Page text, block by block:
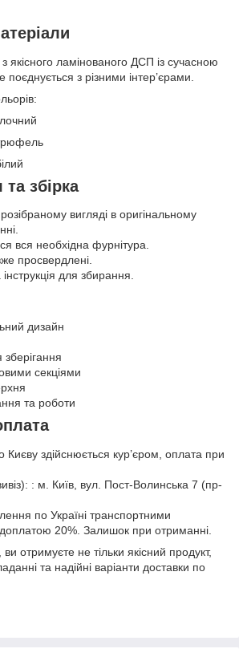
з якісного ламінованого ДСП із сучасною
з різними інтер’єрами.
збірка
вигляді в оригінальному
вся необхідна фурнітура.
просвердлені.
для збирання.
дизайн
секціями
та роботи
Києву здійснюється кур’єром, оплата при
: м. Київ, вул. Пост-Волинська 7 (пр-
по Україні транспортними
20%. Залишок при отриманні.
отримуєте не тільки якісний продукт,
та надійні варіанти доставки по